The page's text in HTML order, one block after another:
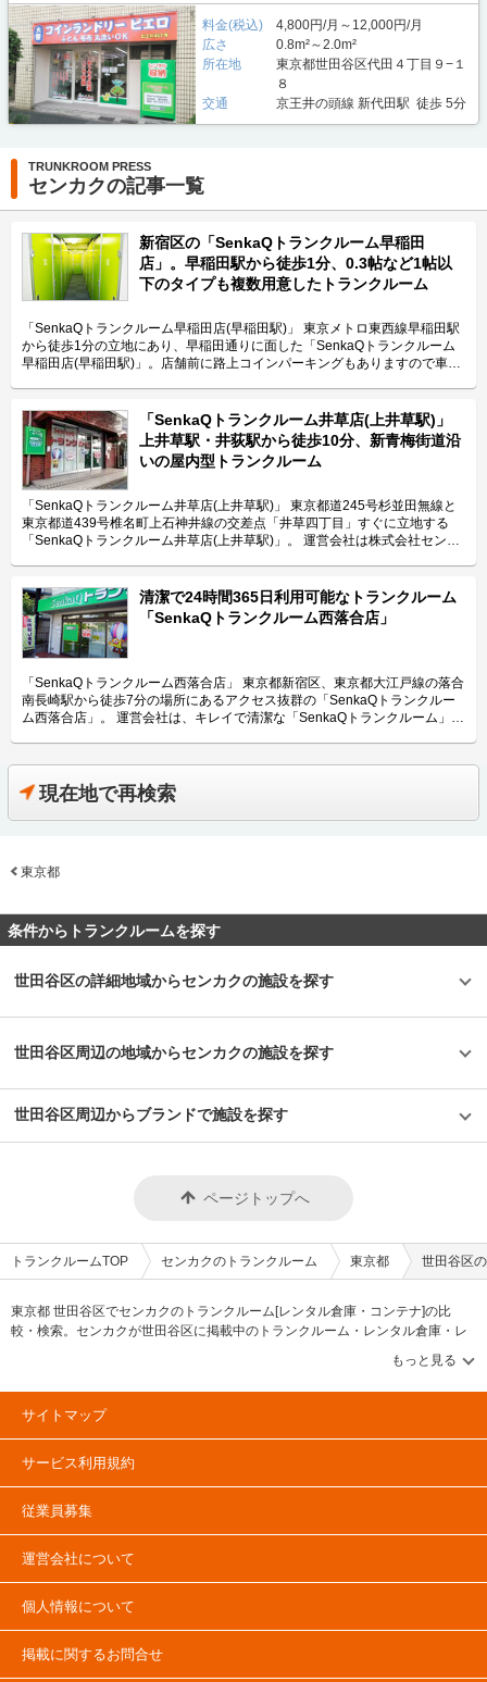
料金(税込)
4,800円/月～12,000円/月
広さ
0.8m²～2.0m²
所在地
東京都世田谷区代田４丁目９−１
８
交通
京王井の頭線 新代田駅 徒歩 5分
TRUNKROOM PRESS
センカクの記事一覧
新宿区の「SenkaQトランクルーム早稲田
店」。早稲田駅から徒歩1分、0.3帖など1帖以
下のタイプも複数用意したトランクルーム
「SenkaQトランクルーム早稲田店(早稲田駅)」 東京メトロ東西線早稲田駅
から徒歩1分の立地にあり、早稲田通りに面した「SenkaQトランクルーム
早稲田店(早稲田駅)」。店舗前に路上コインパーキングもありますので車で
社センカクが運営している「SenkaQトランクルーム早稲田店(早稲田駅)」
の特長や利用用途などをご紹介致します。 「SenkaQトランクルーム早稲田
店(早稲田駅)」の特長を教えてください。 「SenkaQトランクルーム早稲田
店(早稲田駅)」の最大の特長は、東京メトロ東西線早稲田駅から徒歩1分で
さらに早稲田通りにも面している立地です。周辺の住宅街には、賃貸のマン
ションが多いこともありますので1帖以下のタイプを多く用意し、ご自宅の
収納代わりにご利用頂くことも可能です。また店舗の前には路上コインパー
キングもございますので、大型の荷物の運搬にも便利にご利用頂けます。
を実施しており、抗ウイルスだけでなく抗カビの対策をしていますので大切
なお荷物も安心して収納頂けます。 主にどんな方がご利用されているので
しょうか？ 周辺にお住いの方々にご利用頂いております。「SenkaQトラン
クルーム早稲田店(早稲田駅)」は新宿エリアに近く周辺に大学もありますの
で、若い方が多いエリアとなっています。また高田馬場や大久保からも近い
ので、外国人のご利用もございます。周辺はワンルームなどの賃貸マンショ
ンも多い住宅街となっており、収納にお困りのお客様も多いため1帖タイプ
の区画で服や小物を保管される方もいます。店舗の前には路上コインパーキ
ングもありますので、法人や音楽関係(ライブ資材)の収納にもご利用頂いて
おります。大きな荷物の運搬であってもエレベーターや台車もございますの
で便利にご利用頂けます。 セキュリティや安全面について教えてくださ
い。 「SenkaQトランクルーム早稲田店(早稲田駅)」はセコムと連携したセ
キュリティ体制を取っており、入口にはカードキーを設置しております。各
区画には、南京錠を設置しております。防犯カメラも複数台設置しておりま
ので、いつでも清潔な施設を安全にご利用頂けます。 費用や契約について
格帯は、月額2,700円(税込)から12,100円(税込)となっています。初期費用
については当月・翌月分賃料のほか、初回保証手数料(月額利用料の半額)、
額キャンペーンを実施しております。このほか、見学の希望や詳細のお問い
合わせにつきましてはLIFULLトランクルームから電話やメールにてご連絡
という利便性の高い立地の施設である。加えて早稲田通り沿いに面している
ため、車での荷物の搬入出にも困らない施設であるため、季節の衣類や布団
当施設で実施されている光触媒による抗菌施工は、コインランドリーも運営
する株式会社センカクのノウハウの賜物だと感じた。昨今の感染症の流行に
より抗菌などのニーズが高まっているためこちらの店舗以外でも20店舗ほ
ど同様の対策を行っている施設があるという。また、抗菌だけではなく脱臭
「SenkaQトランクルーム井草店(上井草駅)」
上井草駅・井荻駅から徒歩10分、新青梅街道沿
いの屋内型トランクルーム
「SenkaQトランクルーム井草店(上井草駅)」 東京都道245号杉並田無線と
東京都道439号椎名町上石神井線の交差点「井草四丁目」すぐに立地する
「SenkaQトランクルーム井草店(上井草駅)」。 運営会社は株式会社センカ
す。 今回は、株式会社センカクが運営している「SenkaQトランクルーム井
草店(上井草駅)」の特長や利用用途などをご紹介致します。 「SenkaQトラ
ンクルーム井草店(上井草駅)」の特長を教えてください。 「SenkaQトラン
クルーム井草店(上井草駅)」は入口に設置されたカードキーに加え、各部屋
には南京錠式の鍵を設置する二重防犯体制に加え、西武新宿線の上井草駅、
井荻駅のいずれからも徒歩10分でアクセス可能な立地も特長です。また
「SenkaQトランクルーム井草店(上井草駅)」にはお客様専用駐車場を完備
しておりますので、目の前を走る新青梅街道や周辺の千川通りからのアクセ
以外の季節は25度に設定して、湿度を低く保ちカビ対策も万全に行ってお
ります。「SenkaQトランクルーム井草店(上井草駅)」は全40室を運営して
おり、サイズタイプは0.2帖から2.2帖まで全13種類ございますのでお客様の
ご予算や収納物に合わせてお部屋をご選択頂けます。 主にどんな方がご利
用されているのでしょうか？ 「SenkaQトランクルーム井草店(上井草駅)」
す。また、1帖未満のタイプも人気で段ボールやキャリーケースなどちょっ
梅街道や千川通り、八町通などから車でお越しになるお客様もいらっしゃい
ます。 セキュリティや安全面について教えてください。 「SenkaQトラン
よう、入口にカードキーを設置し、各部屋に南京錠の鍵を設置する二重防犯
体制を採用しております。また、内部点検や清掃のためにスタッフが月に1
おり、換気設備や空調設備を完備して夏場は20度前後、それ以外の季節は
25度に設定することで湿気やカビなどの対策をしております。 費用や契約
費用につきましては、短期利用の場合は事務手数料3,300円（税込）・鍵代
の時間によっては、「当日から利用したい」というニーズにもお応え致しま
細なキャンペーンや施設へのご質問はLIFULLトランクルームから電話やメ
ールにてお気軽にお問い合わせください。 編集後記 「SenkaQトランクル
いを感じた。内装は鮮やかな緑を採用することでファミリー層のお客様が使
いやすいよう、清潔感のある明るい空間が演出されていた。またセキュリテ
ィも万全で入口にはカードキー、各部屋には南京錠が設置された二重防犯体
制で大切な荷物でも安心して預けられるようになっていた。さらにインキー
ト」など万が一の際の対応も充実しているのでより安心して利用できると感
じた。
清潔で24時間365日利用可能なトランクルーム
「SenkaQトランクルーム西落合店」
「SenkaQトランクルーム西落合店」 東京都新宿区、東京都大江戸線の落合
南長崎駅から徒歩7分の場所にあるアクセス抜群の「SenkaQトランクルー
ム西落合店」。 運営会社は、キレイで清潔な「SenkaQトランクルーム」を
用できる価格帯など、トランクルームに必要な使いやすさは充分満たしてい
ます。 今回は、そんな「SenkaQトランクルーム西落合店」の特徴や利用用
途の傾向、会社の想いなどをご紹介します。 SenkaQトランクルーム西落合
店の特徴を教えてください。 落合南長崎駅から徒歩10分圏内のアクセスの
センカクのトランクルーム運営1号店となるため、会社としての思い入れも
トなロッカータイプまで用途によってお選びいただけます。屋内型のトラン
クルームは汚れにくいのですが、さらにキレイなお部屋を目指し、爽やかな
24時間利用可能なので、近所のコンビニに買い物に行くようなお手軽感覚
のでしょうか？ ファミリー層のご利用がメインですが、24時間利用でき初
です。例えば、ウィンタースポーツのセットや楽器など趣味の道具を置いて
おく場所として利用されていたり、0.3帖タイプなど小さいサイズは季節ご
おくような用途や法人様のご利用もあります。台車も完備しているため、重
平均室温でも他社は27～28度ぐらいのところを24～25度に設定し、お客様
の大切な荷物が痛まないように対策を施しています。 また、セキュリティ
ムの建物内に入ることができない構造になっており、お部屋1つひとつに南
京錠も付いています。その他、店舗の外観はガラスで室内が見えるようにな
っていたり、監視カメラ（24時間対応）が稼働していたり、SECOMを導入
す。 費用や契約について教えてください。 「SenkaQトランクルーム」で
は、お申し込み前の内覧時、必ず社員が現場を案内します。その際、申し込
できるなどスピーディーに対応できます（キャンペーンがある場合は月初か
客様が多い傾向です）。 初期費用は500円、1年間賃料半額、最大2ヵ月利
用料無料などのキャンペーン（適用は6ヵ月以上ご利用の方に限る）も行っ
ただくためのきめ細かなサービスを心がけています。 編集後記 「大切なも
のを預けるのに信頼できる会社」。同社のスーパーバイザーと努める中澤氏
のインタビューを通じて、社員がお客様の要望にしっかり向き合っている印
象を受けた。それは、初回の内覧時や、その後のサポートでもヒアリングを
行ない、部屋サイズの提案や、時にはお客様に不要な場合は不要なのではと
伝えるなど、誠実な対応をしているとの話からもうかがえた。「お客様から
担当を指名されることもある」そう話す中澤氏の言葉からも、会社で働く方
の人柄が良さも伝わるだろう。あなたの大切なモノを預けるのに、こんなお
客様想いのトランクルームはいかがだろうか。
現在地で再検索
東京都
条件からトランクルームを探す
世田谷区の詳細地域からセンカクの施設を探す
世田谷区周辺の地域からセンカクの施設を探す
世田谷区周辺からブランドで施設を探す
ページトップへ
トランクルームTOP センカクのトランクルーム 東京都 世田谷区
東京都 世田谷区でセンカクのトランクルーム[レンタル倉庫・コンテナ]の比
較・検索。センカクが世田谷区に掲載中のトランクルーム・レンタル倉庫・レ
ンタルコンテナなどの収納スペースを、借りたい地域から探して、広さ・料金
[賃料]・セキュリティ・空調完備・24時間出し入れ可能などの希望条件で絞込
み！豊富な物件数から様々な方法でご希望の収納スペースを簡単に探せるトラ
ンクルーム情報サイトです。センカクで気になるトランクルームを見つけた
サイトマップ
サービス利用規約
従業員募集
運営会社について
個人情報について
掲載に関するお問合せ